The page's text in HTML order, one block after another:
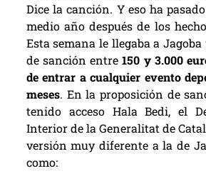
Dice la canción. Y eso ha
medio año después de los
Esta semana le llegaba a
de sanción entre 150 y 3.000
de entrar a cualquier evento
meses. En la proposición de
tenido acceso Hala Bedi, el
Interior de la Generalitat de
versión muy diferente a la de
como: